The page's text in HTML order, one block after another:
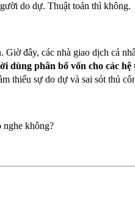
do dự. Thuật toán thì không.
đây, các nhà giao dịch cá
dùng phân bổ vốn cho các
thiểu sự do dự và sai sót thủ
nghe không?